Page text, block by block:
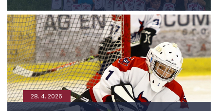
28. 4. 2026